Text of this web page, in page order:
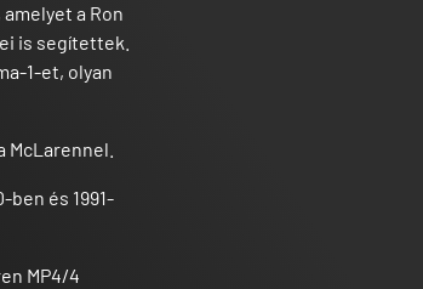
a Ron
is segítettek.
1-et, olyan
McLarennel.
ben és 1991-
MP4/4